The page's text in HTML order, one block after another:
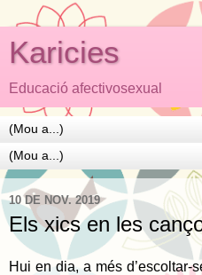
Karicies
Educació afectivosexual
10 DE NOV. 2019
Els xics en les
Hui en dia, a més